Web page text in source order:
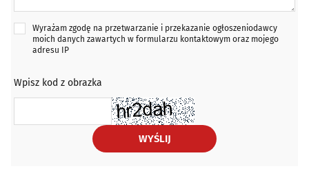
Wyrażam zgodę na przetwarzanie i przekazanie ogłoszeniodawcy
moich danych zawartych w formularzu kontaktowym oraz mojego
adresu IP
Wpisz kod z obrazka
WYŚLIJ